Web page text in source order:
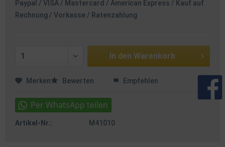
Paypal / VISA / Mastercard / American Express / Kauf auf
Rechnung / Vorkasse / Ratenzahlung
In den Warenkorb
Merken Bewerten Empfehlen
Artikel-Nr.: M41010